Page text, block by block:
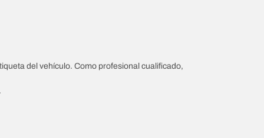
del vehículo. Como profesional cualificado,